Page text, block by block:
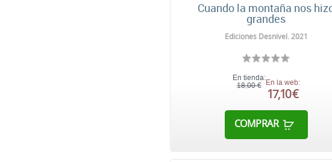
Cuando la montaña nos
grandes
Ediciones Desnivel. 2021
En tienda:
18,00 € En la web:
17,10 €
COMPRAR